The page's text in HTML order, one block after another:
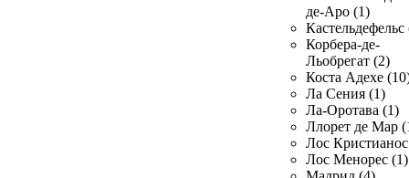
де-Аро (1)
Кастельдефельс
Корбера-де-
Льобрегат (2)
Коста Адехе
Ла Сения (1)
Ла-Оротава (1)
Ллорет де Мар
Лос
Лос Менорес (1)